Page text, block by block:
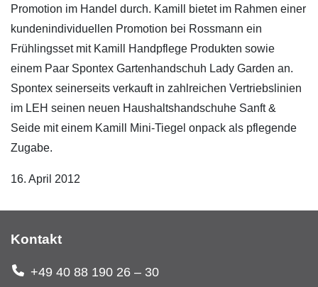
Promotion im Handel durch. Kamill bietet im Rahmen einer
kundenindividuellen Promotion bei Rossmann ein
Frühlingsset mit Kamill Handpflege Produkten sowie
einem Paar Spontex Gartenhandschuh Lady Garden an.
Spontex seinerseits verkauft in zahlreichen Vertriebslinien
im LEH seinen neuen Haushaltshandschuhe Sanft &
Seide mit einem Kamill Mini-Tiegel onpack als pflegende
Zugabe.
16. April 2012
Kontakt
+49 40 88 190 26 – 30